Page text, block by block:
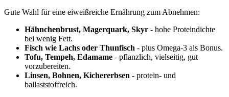
Gute Wahl für eine eiweißreiche Ernährung zum Abnehmen:
Hähnchenbrust, Magerquark, Skyr - hohe Proteindichte
bei wenig Fett.
Fisch wie Lachs oder Thunfisch - plus Omega-3 als Bonus.
Tofu, Tempeh, Edamame - pflanzlich, vielseitig, gut
vorzubereiten.
Linsen, Bohnen, Kichererbsen - protein- und
ballaststoffreich.